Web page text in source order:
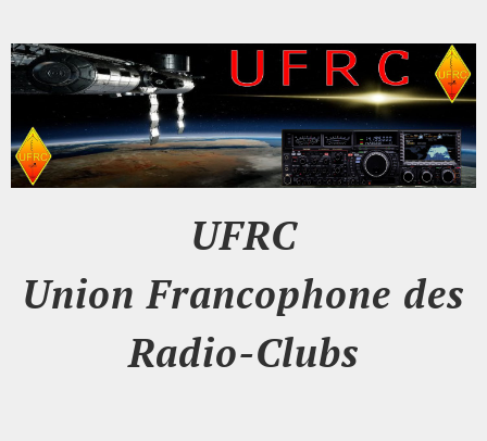
UFRC
Union Francophone des
Radio-Clubs